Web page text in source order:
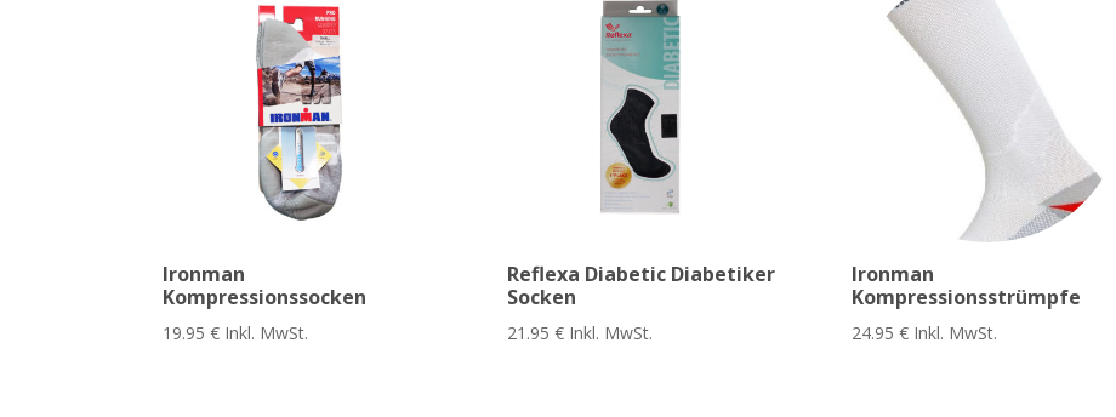
Ironman
Kompressionssocken
19.95€ Inkl. MwSt.
Reflexa Diabetic Diabetiker
Socken
21.95 € Inkl. MwSt.
Ironman
Kompressionsstrümpfe
24.95 € Inkl. MwSt.